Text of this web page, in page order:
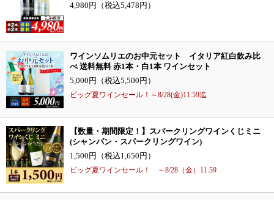
4,980円（税込5,478円）
ワインソムリエのお中元セット イタリア紅白飲み比
べ 送料無料 赤1本・白1本 ワインセット
5,000円（税込5,500円）
ビッグ夏ワインセール！～8/28(金)11:59迄
【数量・期間限定！】スパークリングワインくじミニ
(シャンパン・スパークリングワイン)
1,500円（税込1,650円）
ビッグ夏ワインセール！ ～8/28（金）11:59